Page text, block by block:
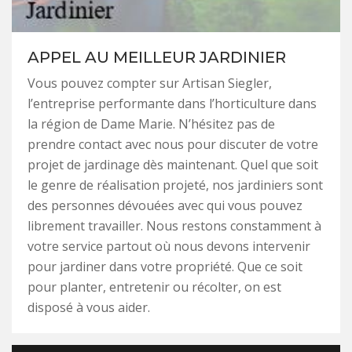
APPEL AU MEILLEUR JARDINIER
Vous pouvez compter sur Artisan Siegler,
l’entreprise performante dans l’horticulture dans
la région de Dame Marie. N’hésitez pas de
prendre contact avec nous pour discuter de votre
projet de jardinage dès maintenant. Quel que soit
le genre de réalisation projeté, nos jardiniers sont
des personnes dévouées avec qui vous pouvez
librement travailler. Nous restons constamment à
votre service partout où nous devons intervenir
pour jardiner dans votre propriété. Que ce soit
pour planter, entretenir ou récolter, on est
disposé à vous aider.